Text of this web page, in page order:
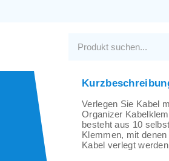
Verlegen Sie Kabel
Organizer
besteht aus 10
Klemmen, mit
Kabel verlegt